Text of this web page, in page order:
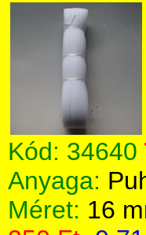
Kód: 34640
Anyaga:
Méret: 16